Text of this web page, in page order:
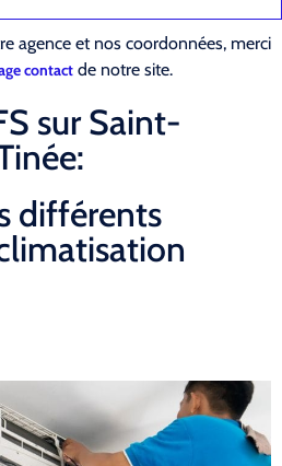
agence et nos coordonnées, merci
contact de notre site.
sur Saint-
différents